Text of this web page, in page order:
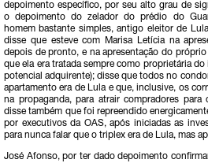
depoimento específico, por seu alto grau de
o depoimento do zelador do prédio do
homem bastante simples, antigo eleitor de
disse que esteve com Marisa Letícia na
depois de pronto, e na apresentação do
que ela era tratada sempre como proprietária do
potencial adquirente); disse que todos no
apartamento era de Lula e que, inclusive, os
na propaganda, para atrair compradores para
disse também que foi repreendido
por executivos da OAS, após iniciadas as
para nunca falar que o triplex era de Lula, mas
José Afonso, por ter dado depoimento